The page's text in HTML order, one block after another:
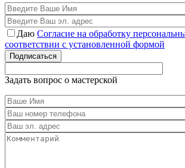
Даю Согласие на обработку
соответствии с установленной формой
Подписаться
Задать вопрос о мастерской